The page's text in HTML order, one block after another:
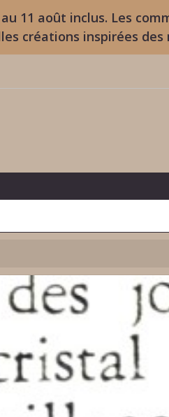
11 août inclus. Les
créations inspirées des